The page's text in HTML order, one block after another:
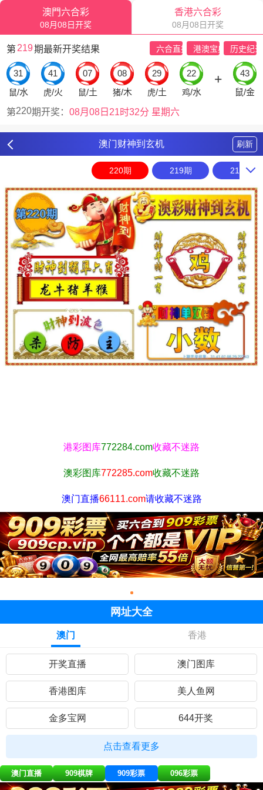
澳门财神到玄机 刷新
220期 219期 218期
港彩图库772284.com收藏不迷路
澳彩图库772285.com收藏不迷路
澳门直播66111.com请收藏不迷路
网址大全
澳门 香港
开奖直播 澳门图库
香港图库 美人鱼网
金多宝网 644开奖
九五至尊 曾道人网
点击查看更多
澳门直播 909棋牌 909彩票 096彩票